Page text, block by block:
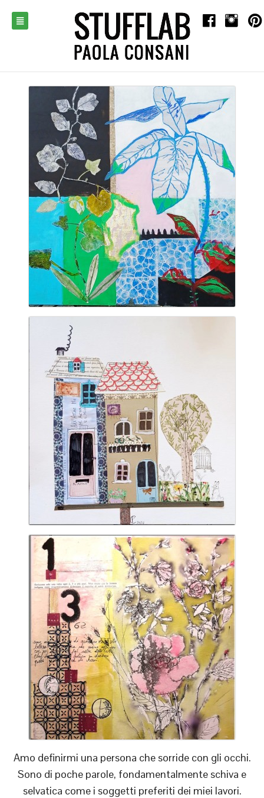
HOME
CHI/COSA SONO
FILOSOFIA
OPERE
DIARIO
CONTATTI
Amo definirmi una persona che sorride con gli occhi.
Sono di poche parole, fondamentalmente schiva e
selvatica come i soggetti preferiti dei miei lavori.